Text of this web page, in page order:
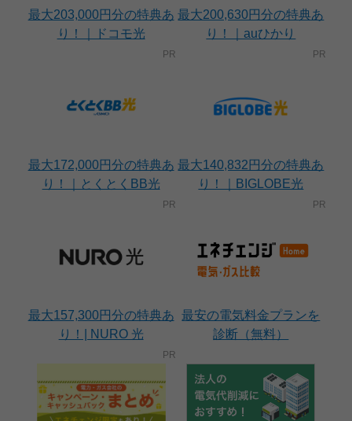
最大203,000円分の特典あ
り！｜ドコモ光
最大200,630円分の特典あ
り！｜auひかり
最大172,000円分の特典あ
り！｜とくとくBB光
最大140,832円分の特典あ
り！｜BIGLOBE光
最大157,300円分の特典あ
り！| NURO 光
最安の電気料金プランを
診断（無料）